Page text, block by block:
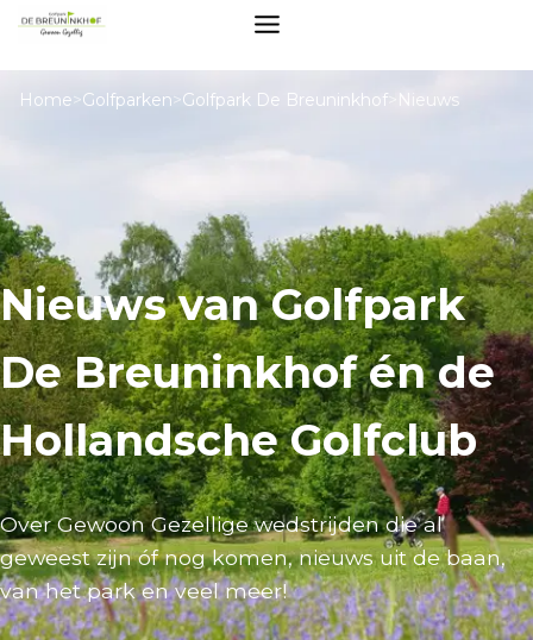
Home>Golfparken>Golfpark De Breuninkhof Nieuws
Nieuws van Golfpark
De Breuninkhof én de
Hollandsche Golfclub
Over Gewoon Gezellige wedstrijden die al
geweest zijn óf nog komen, nieuws uit de baan,
van het park en veel meer!